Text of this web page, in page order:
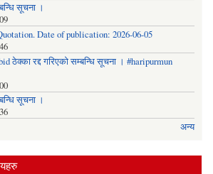
सूचना ।
Date of publication: 2026-06-05
ठेक्का रद्द गरिएको सम्बन्धि सूचना । #haripurmun
सूचना ।
अन्य